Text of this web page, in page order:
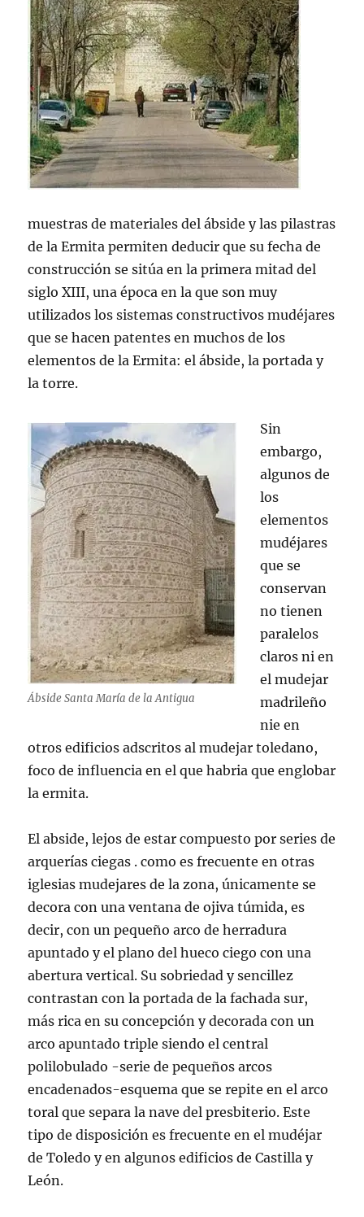
muestras de materiales del ábside y las pilastras
de la Ermita permi­ten deducir que su fecha de
construcción se sitúa en la primera mitad del
siglo XIII, una época en la que son muy
utilizados los sistemas constructivos mudéjares
que se hacen patentes en muchos de los
elementos de la Ermita: el ábside, la portada y
la torre.
Ábside Santa María de la Antigua
Sin
embargo,
algunos de
los
elementos
mudéjares
que se
conservan
no tienen
paralelos
claros ni en
el mudejar
madrileño
nie en
otros edificios adscritos al mudejar toledano,
foco de influencia en el que habria que englobar
la ermita.
El abside, lejos de estar compuesto por series de
arquerías ciegas . como es frecuente en otras
iglesias mudejares de la zona, únicamente se
decora con una ventana de ojiva túmida, es
decir, con un pequeño arco de herradura
apuntado y el plano del hueco ciego con una
abertura vertical. Su sobriedad y sencillez
contrastan con la portada de la fachada sur,
más rica en su concepción y decorada con un
arco apuntado triple siendo el central
polilobulado -serie de pequeños arcos
encadenados-esquema que se repite en el arco
toral que separa la nave del presbiterio. Este
tipo de disposición es frecuente en el mudéjar
de Toledo y en algunos edificios de Castilla y
León.